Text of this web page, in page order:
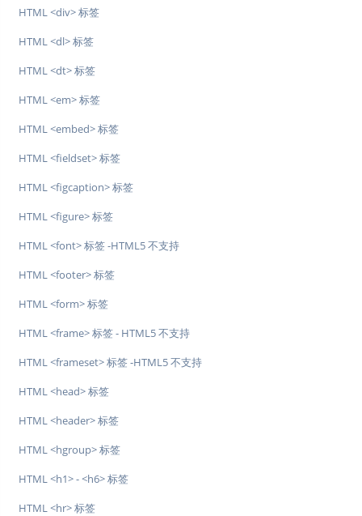
HTML <div> 标签
HTML <dl> 标签
HTML <dt> 标签
HTML <em> 标签
HTML <embed> 标签
HTML <fieldset> 标签
HTML <figcaption> 标签
HTML <figure> 标签
HTML <font> 标签 -HTML5 不支持
HTML <footer> 标签
HTML <form> 标签
HTML <frame> 标签 - HTML5 不支持
HTML <frameset> 标签 -HTML5 不支持
HTML <head> 标签
HTML <header> 标签
HTML <hgroup> 标签
HTML <h1> - <h6> 标签
HTML <hr> 标签